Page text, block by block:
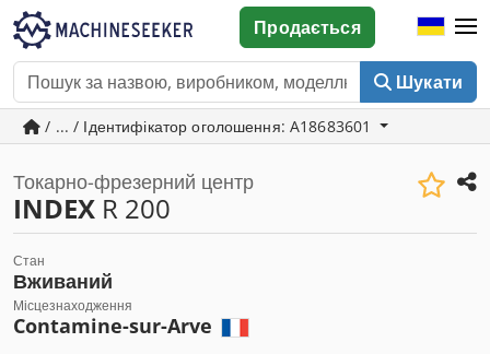
Шукати
Продається
/ ... / Ідентифікатор оголошення: A18683601
Токарно-фрезерний центр
INDEX R 200
Стан
Вживаний
Місцезнаходження
Contamine-sur-Arve